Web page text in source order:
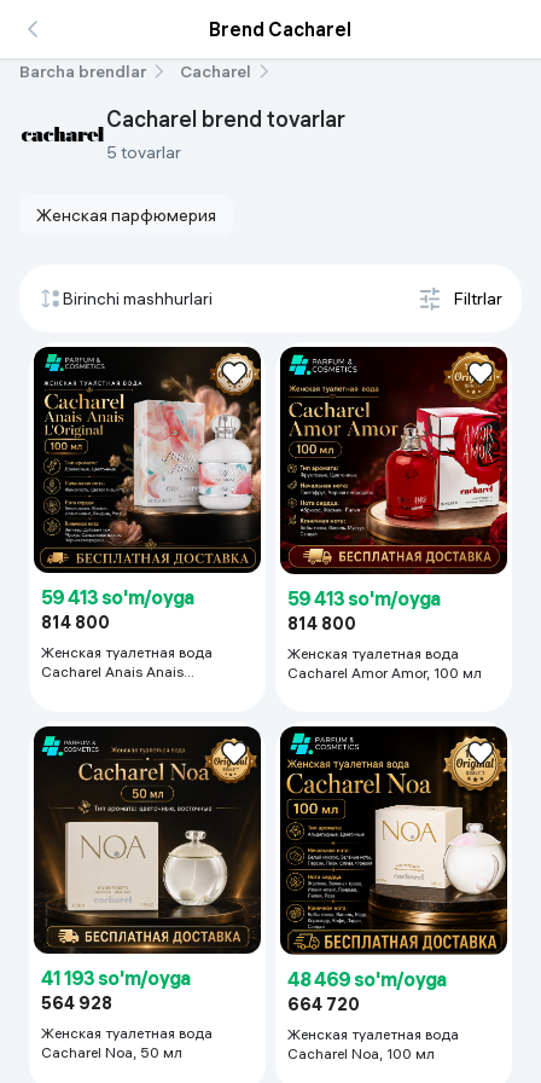
Brend Cacharel
Barcha brendlar Cacharel
Cacharel brend tovarlar
5 tovarlar
Женская парфюмерия
Birinchi mashhurlari Filtrlar
59 413 so'm/oyga
814 800
Женская туалетная вода
Cacharel Anais Anais
59 413 so'm/oyga
814 800
Женская туалетная вода
Cacharel Amor Amor, 100 мл
41 193 so'm/oyga
564 928
Женская туалетная вода
Cacharel Noa, 50 мл
48 469 so'm/oyga
664 720
Женская туалетная вода
Cacharel Noa, 100 мл